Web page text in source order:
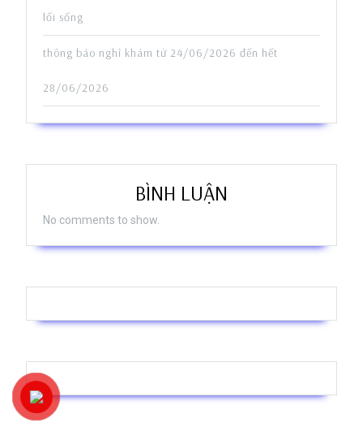
lối sống
thông báo nghỉ khám từ 24/06/2026 đến hết
28/06/2026
BÌNH LUẬN
No comments to show.